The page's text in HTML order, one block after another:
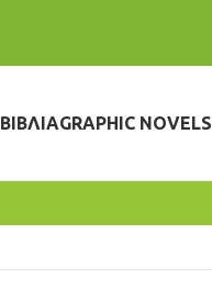
ΒΙΒΛΊΑGRAPHIC NOVELS